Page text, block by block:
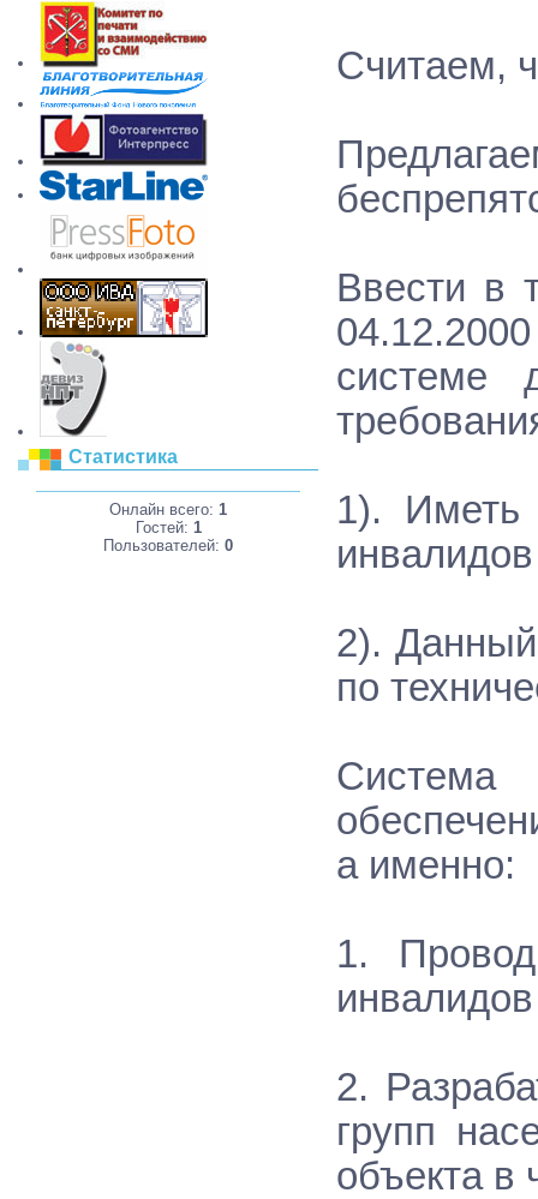
Статистика
Онлайн всего: 1
Гостей: 1
Пользователей: 0
Считаем,
Ввести в
системе
1). Иметь
2).
по
Система
а именно:
1.
2.
групп
объекта в